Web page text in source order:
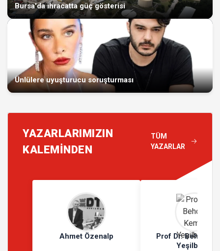
Bursa'da ihracatta güç gösterisi
Ünlülere uyuşturucu soruşturması
YAZARLARIMIZIN
KALEMİNDEN
TÜM
YAZARLAR
Ahmet Özenalp
Prof Dr. Behçet
Yeşilbursa